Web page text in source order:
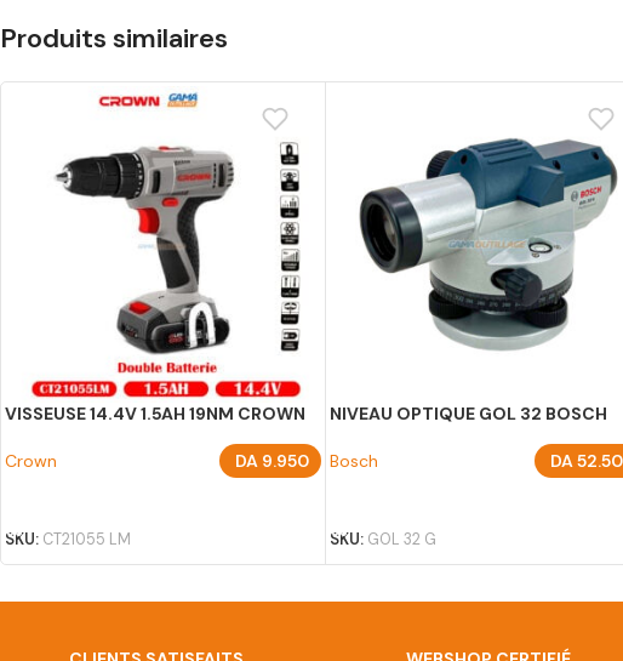
Produits similaires
VISSEUSE 14.4V 1.5AH 19NM CROWN
Crown DA 9.950
SKU: CT21055 LM
NIVEAU OPTIQUE GOL 32 BOSCH
Bosch DA
SKU: GOL 32 G